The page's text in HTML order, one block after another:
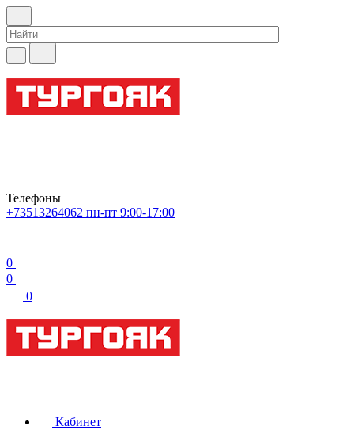
Телефоны
+73513264062 пн-пт 9:00-17:00
0
0
0
Кабинет